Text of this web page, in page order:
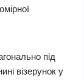
під
візерунок у